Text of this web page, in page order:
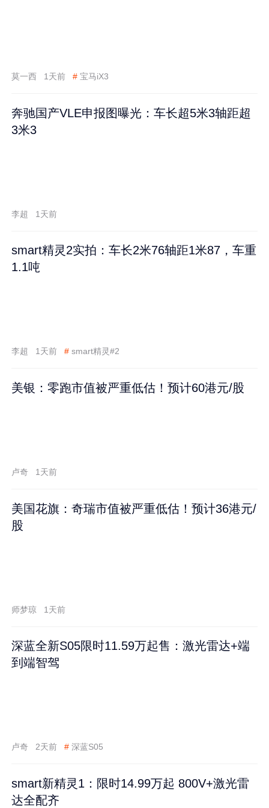
莫一西 1天前 # 宝马iX3
奔驰国产VLE申报图曝光：车长超5米3轴距超
3米3
李超 1天前
smart精灵2实拍：车长2米76轴距1米87，车重
1.1吨
李超 1天前 # smart精灵#2
美银：零跑市值被严重低估！预计60港元/股
卢奇 1天前
美国花旗：奇瑞市值被严重低估！预计36港元/
股
师梦琼 1天前
深蓝全新S05限时11.59万起售：激光雷达+端
到端智驾
卢奇 2天前 # 深蓝S05
smart新精灵1：限时14.99万起 800V+激光雷
达全配齐